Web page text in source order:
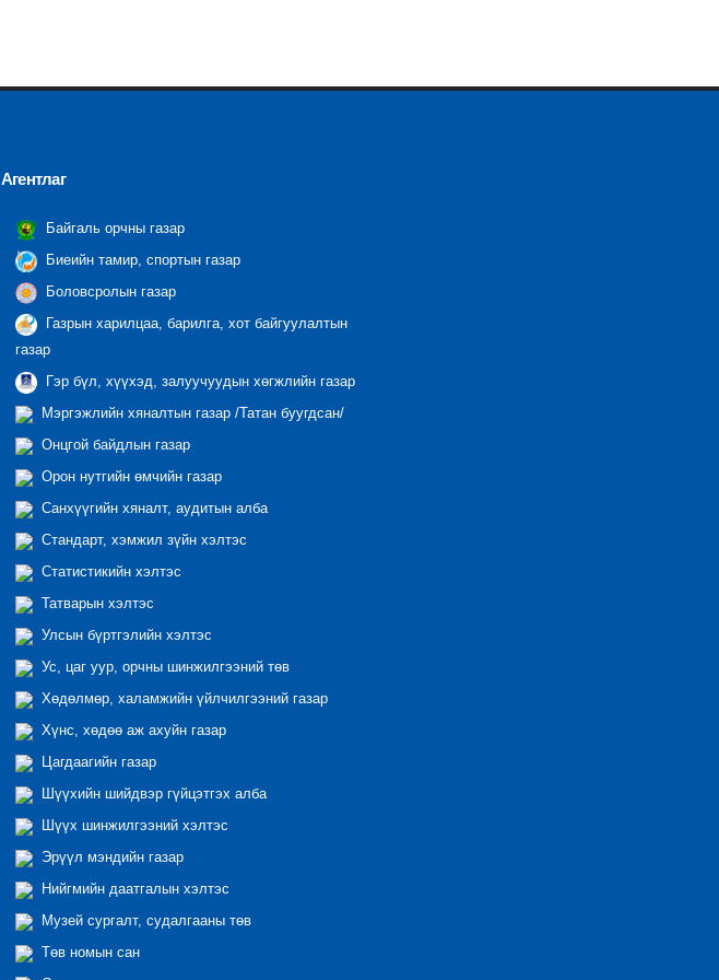
Агентлаг
Байгаль орчны газар
Биеийн тамир, спортын газар
Боловсролын газар
Газрын харилцаа, барилга, хот байгуулалтын
газар
Гэр бүл, хүүхэд, залуучуудын хөгжлийн газар
Мэргэжлийн хяналтын газар /Татан буугдсан/
Онцгой байдлын газар
Орон нутгийн өмчийн газар
Санхүүгийн хяналт, аудитын алба
Стандарт, хэмжил зүйн хэлтэс
Статистикийн хэлтэс
Татварын хэлтэс
Улсын бүртгэлийн хэлтэс
Ус, цаг уур, орчны шинжилгээний төв
Хөдөлмөр, халамжийн үйлчилгээний газар
Хүнс, хөдөө аж ахуйн газар
Цагдаагийн газар
Шүүхийн шийдвэр гүйцэтгэх алба
Шүүх шинжилгээний хэлтэс
Эрүүл мэндийн газар
Нийгмийн даатгалын хэлтэс
Музей сургалт, судалгааны төв
Төв номын сан